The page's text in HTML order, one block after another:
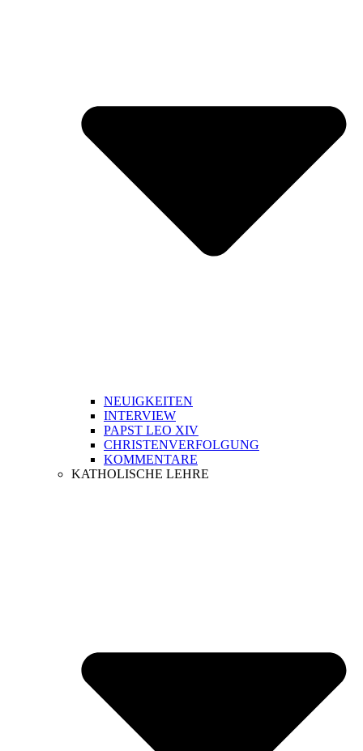
NEUIGKEITEN
INTERVIEW
PAPST LEO XIV
CHRISTENVERFOLGUNG
KOMMENTARE
KATHOLISCHE LEHRE